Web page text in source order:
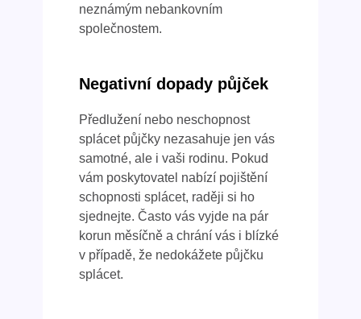
neznámým nebankovním
společnostem.
Negativní dopady půjček
Předlužení nebo neschopnost
splácet půjčky nezasahuje jen vás
samotné, ale i vaši rodinu. Pokud
vám poskytovatel nabízí pojištění
schopnosti splácet, raději si ho
sjednejte. Často vás vyjde na pár
korun měsíčně a chrání vás i blízké
v případě, že nedokážete půjčku
splácet.